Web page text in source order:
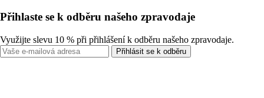
Přihlaste se k odběru našeho zpravodaje
Využijte slevu 10 % při přihlášení k odběru našeho zpravodaje.
Přihlásit se k odběru